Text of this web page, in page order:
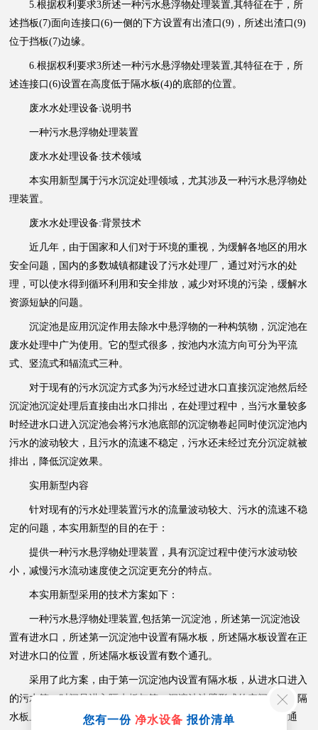
5.根据权利要求3所述一种污水悬浮物处理装置,其特征在于，所
述挡板(7)面向连接口(6)一侧的下方设置有出渣口(9)，所述出渣口(9)
位于挡板(7)边缘。
6.根据权利要求3所述一种污水悬浮物处理装置,其特征在于，所
述连接口(6)设置在高度低于隔水板(4)的底部的位置。
废水水处理设备:说明书
一种污水悬浮物处理装置
废水水处理设备:技术领域
本实用新型属于污水沉淀处理领域，尤其涉及一种污水悬浮物处
理装置。
废水水处理设备:背景技术
近几年，由于国家和人们对于环境的重视，为缓解各地区的用水
安全问题，国内的多数城镇都建设了污水处理厂，通过对污水的处
理，可以使水得到循环利用和安全排放，减少对环境的污染，缓解水
资源短缺的问题。
沉淀池是应用沉淀作用去除水中悬浮物的一种构筑物，沉淀池在
废水处理中广为使用。它的型式很多，按池内水流方向可分为平流
式、竖流式和辐流式三种。
对于现有的污水沉淀方式多为污水经过进水口直接沉淀池然后经
沉淀池沉淀处理后直接由出水口排出，在处理过程中，当污水量较多
时经进水口进入沉淀池会将污水池底部的沉淀物卷起同时使沉淀池内
污水的波动较大，且污水的流速不稳定，污水还未经过充分沉淀就被
排出，降低沉淀效果。
实用新型内容
针对现有的污水处理装置污水的流量波动较大、污水的流速不稳
定的问题，本实用新型的目的在于：
提供一种污水悬浮物处理装置，具有沉淀过程中使污水波动较
小，减慢污水流动速度使之沉淀更充分的特点。
本实用新型采用的技术方案如下：
一种污水悬浮物处理装置,包括第一沉淀池，所述第一沉淀池设
置有进水口，所述第一沉淀池中设置有隔水板，所述隔水板设置在正
对进水口的位置，所述隔水板设置有数个通孔。
采用了此方案，由于第一沉淀池内设置有隔水板，从进水口进入
的污水第一时间是进入隔水板与第一沉淀池池壁形成的空间中，且隔
水板上在不同的高度上设置有数个通孔，所述空间中的污水流出通
您有一份 净水设备 报价清单